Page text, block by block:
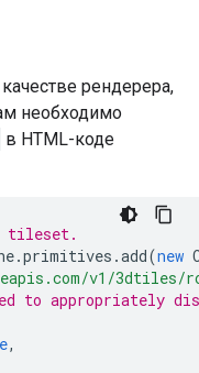
рендерера,
необходимо
в HTML-коде
tileset.
.primitives .add(new
v1/3dtiles/
to appropriately
,